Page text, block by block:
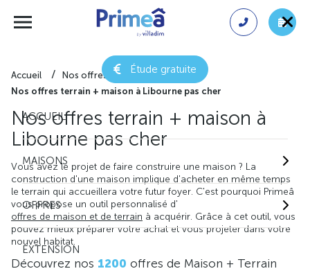
Étude gratuite
ACCUEIL
MAISONS
OFFRES
EXTENSION
Accueil
Nos offres de maison + terrain
Nos offres terrain + maison à Libourne pas cher
Nos offres terrain + maison à
Libourne pas cher
Vous avez le projet de faire construire une maison ? La
construction d'une maison implique d'acheter en même temps
le terrain qui accueillera votre futur foyer. C'est pourquoi Primeâ
vous propose un outil personnalisé d'
offres de maison et de terrain à acquérir. Grâce à cet outil, vous
pouvez mieux préparer votre achat et vous projeter dans votre
nouvel habitat.
Découvrez nos 1200 offres de Maison + Terrain